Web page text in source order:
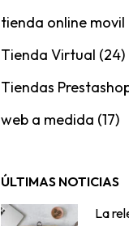
tienda online movil
Tienda Virtual (24)
Tiendas
web a medida (17)
ÚLTIMAS NOTICIAS
La